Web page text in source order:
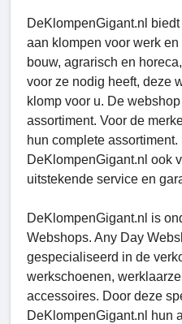
DeKlompenGigant.nl
aan klompen voor werk
bouw, agrarisch en
voor ze nodig heeft, deze
klomp voor u. De
assortiment. Voor de
hun complete
DeKlompenGigant.nl ook
uitstekende service en
DeKlompenGigant.nl is
Webshops. Any Day
gespecialiseerd in de
werkschoenen,
accessoires. Door deze
DeKlompenGigant.nl hun